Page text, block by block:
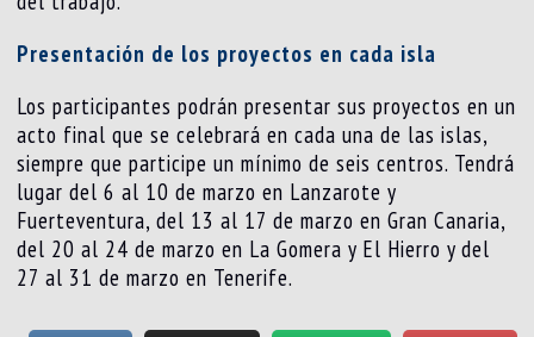
Presentación de los proyectos en cada isla
Los participantes podrán presentar sus proyectos en un
acto final que se celebrará en cada una de las islas,
siempre que participe un mínimo de seis centros. Tendrá
lugar del 6 al 10 de marzo en Lanzarote y
Fuerteventura, del 13 al 17 de marzo en Gran Canaria,
del 20 al 24 de marzo en La Gomera y El Hierro y del
27 al 31 de marzo en Tenerife.